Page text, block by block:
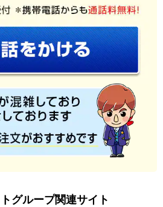
グループ関連サイト